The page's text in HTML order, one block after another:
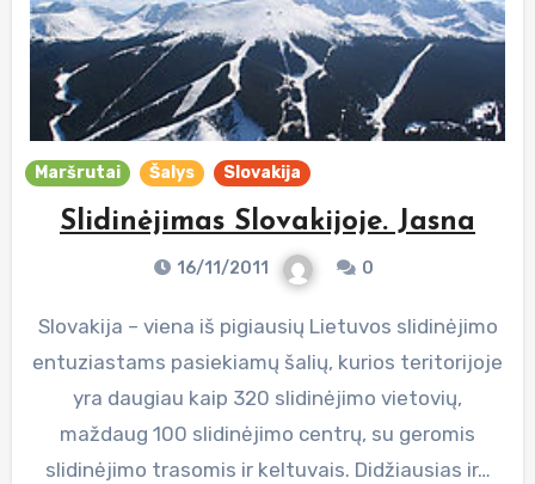
Maršrutai Šalys Slovakija
Slidinėjimas Slovakijoje. Jasna
16/11/2011 0
Slovakija – viena iš pigiausių Lietuvos slidinėjimo
entuziastams pasiekiamų šalių, kurios teritorijoje
yra daugiau kaip 320 slidinėjimo vietovių,
maždaug 100 slidinėjimo centrų, su geromis
slidinėjimo trasomis ir keltuvais. Didžiausias ir…